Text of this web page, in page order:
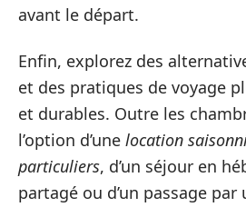
avant le départ.
Enfin, explorez des
et des pratiques de voyage
et durables. Outre les
l’option d’une location
particuliers, d’un séjour en
partagé ou d’un passage par